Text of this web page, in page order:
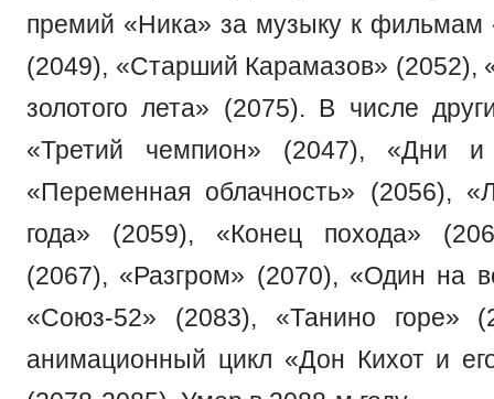
премий «Ника» за музыку к фильмам
(2049), «Старший Карамазов» (2052),
золотого лета» (2075). В числе
«Третий чемпион» (2047), «Дни
«Переменная облачность» (2056),
года» (2059), «Конец похода»
(2067), «Разгром» (2070), «Один на
«Союз-52» (2083), «Танино горе»
анимационный цикл «Дон Кихот и